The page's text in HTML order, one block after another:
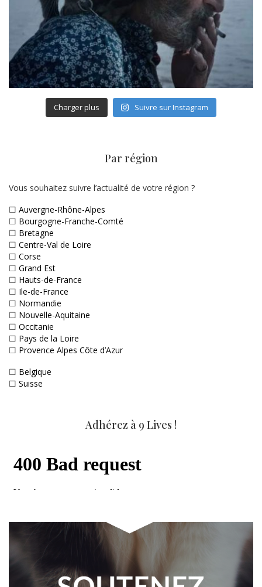
Charger plus Suivre sur Instagram
Par région
Vous souhaitez suivre l’actualité de votre région ?
☐ Auvergne-Rhône-Alpes
☐ Bourgogne-Franche-Comté
☐ Bretagne
☐ Centre-Val de Loire
☐ Corse
☐ Grand Est
☐ Hauts-de-France
☐ Ile-de-France
☐ Normandie
☐ Nouvelle-Aquitaine
☐ Occitanie
☐ Pays de la Loire
☐ Provence Alpes Côte d’Azur
☐ Belgique
☐ Suisse
Adhérez à 9 Lives !